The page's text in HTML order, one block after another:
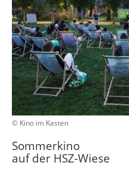
© Kino im Kasten
Sommerkino
auf der HSZ-Wiese